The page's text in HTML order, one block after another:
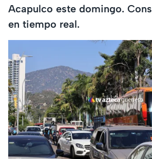
Acapulco este domingo.
en tiempo real.